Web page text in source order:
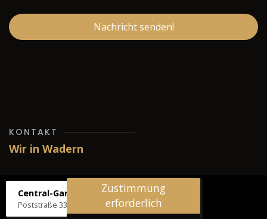
Nachricht senden!
KONTAKT
Wir in Wadern
Central-Garage H. Wilhelm
Poststraße 33, 66687 Wadern
Zustimmung
erforderlich